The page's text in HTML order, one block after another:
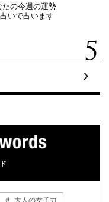
の今週の運勢
いで占います
大人の女子力